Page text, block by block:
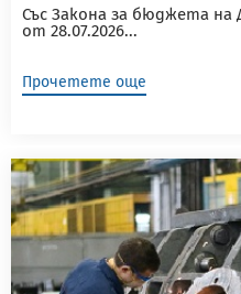
Със Закона за бюджета на
от 28.07.2026...
Прочетете още